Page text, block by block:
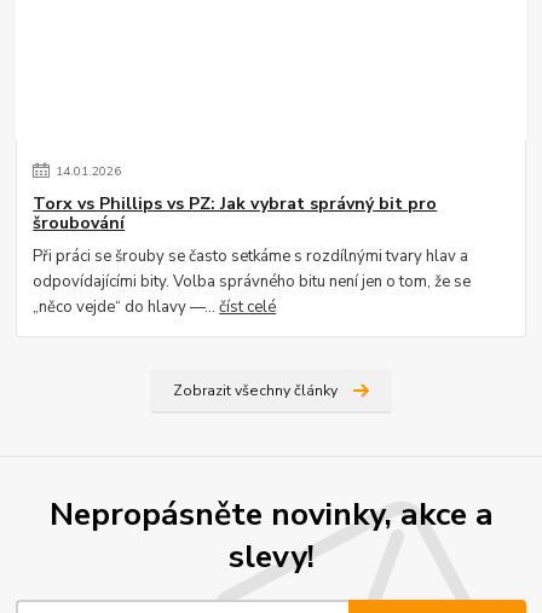
14.01.2026
Torx vs Phillips vs PZ: Jak vybrat správný bit pro
šroubování
Při práci se šrouby se často setkáme s rozdílnými tvary hlav a
odpovídajícími bity. Volba správného bitu není jen o tom, že se
„něco vejde“ do hlavy —...číst celé
Zobrazit všechny články
Nepropásněte novinky, akce a
slevy!